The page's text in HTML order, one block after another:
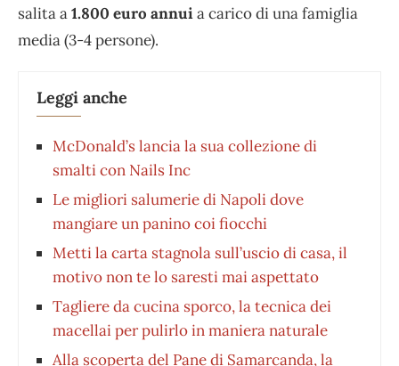
salita a1.800 euro annuia carico di una famiglia
media (3-4 persone).
Leggi anche
McDonald’s lancia la sua collezione di
smalti con Nails Inc
Le migliori salumerie di Napoli dove
mangiare un panino coi fiocchi
Metti la carta stagnola sull’uscio di casa, il
motivo non te lo saresti mai aspettato
Tagliere da cucina sporco, la tecnica dei
macellai per pulirlo in maniera naturale
Alla scoperta del Pane di Samarcanda, la